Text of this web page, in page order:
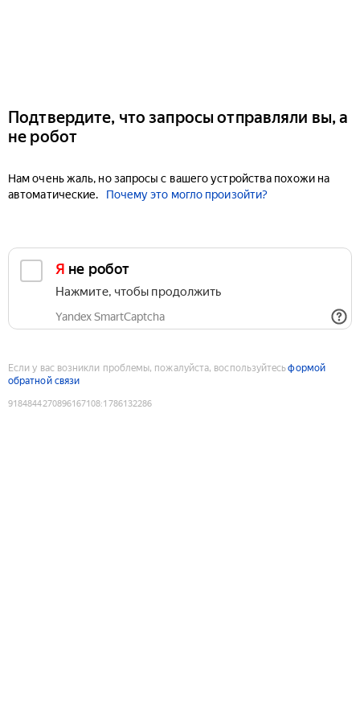
Подтвердите, что запросы отправляли вы, а
не робот
Нам очень жаль, но запросы с вашего устройства похожи на
автоматические.
Почему это могло произойти?
Я не робот
Нажмите, чтобы продолжить
Yandex SmartCaptcha
Если у вас возникли проблемы, пожалуйста, воспользуйтесьформой
обратной связи
9184844270896167108:1786132286